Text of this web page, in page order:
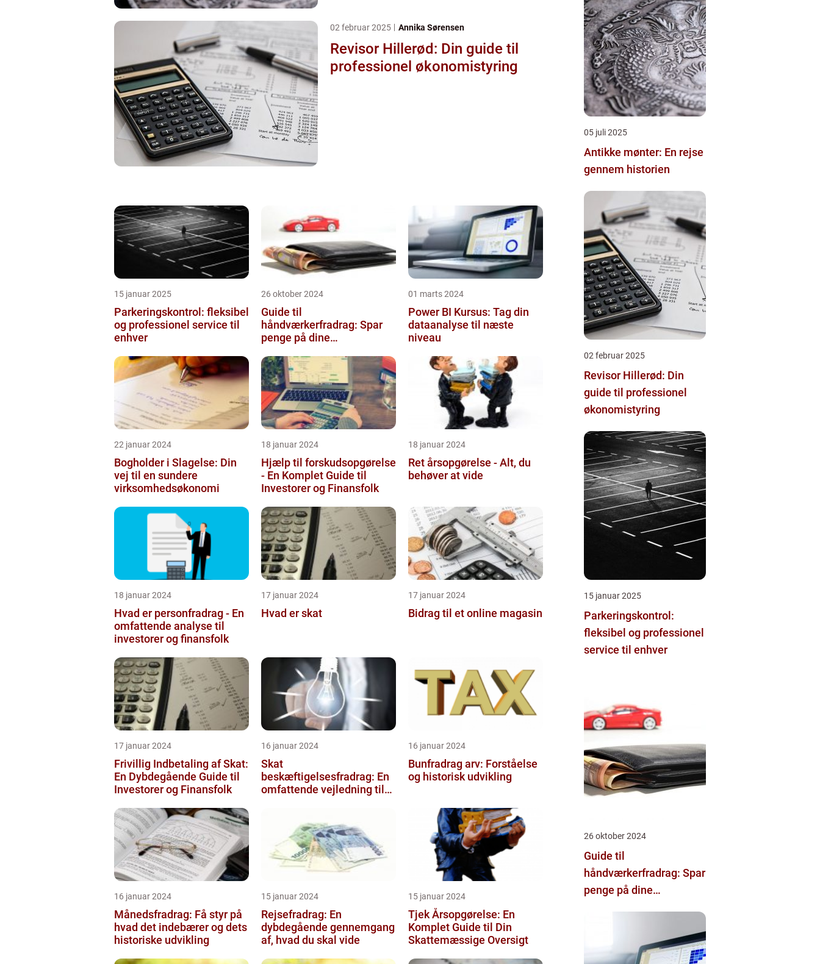
02 februar 2025 Annika Sørensen
Revisor Hillerød: Din guide til
professionel økonomistyring
15 januar 2025
Parkeringskontrol: fleksibel
og professionel service til
enhver
26 oktober 2024
Guide til
håndværkerfradrag: Spar
penge på dine
01 marts 2024
Power BI Kursus: Tag din
dataanalyse til næste
niveau
22 januar 2024
Bogholder i Slagelse: Din
vej til en sundere
virksomhedsøkonomi
18 januar 2024
Hjælp til forskudsopgørelse
- En Komplet Guide til
Investorer og Finansfolk
18 januar 2024
Ret årsopgørelse - Alt, du
behøver at vide
18 januar 2024
Hvad er personfradrag - En
omfattende analyse til
investorer og finansfolk
17 januar 2024
Hvad er skat
17 januar 2024
Bidrag til et online magasin
17 januar 2024
Frivillig Indbetaling af Skat:
En Dybdegående Guide til
Investorer og Finansfolk
16 januar 2024
Skat
beskæftigelsesfradrag: En
omfattende vejledning til
16 januar 2024
Bunfradrag arv: Forståelse
og historisk udvikling
16 januar 2024
Månedsfradrag: Få styr på
hvad det indebærer og dets
historiske udvikling
15 januar 2024
Rejsefradrag: En
dybdegående gennemgang
af, hvad du skal vide
15 januar 2024
Tjek Årsopgørelse: En
Komplet Guide til Din
Skattemæssige Oversigt
05 juli 2025
Antikke mønter: En rejse
gennem historien
02 februar 2025
Revisor Hillerød: Din
guide til professionel
økonomistyring
15 januar 2025
Parkeringskontrol:
fleksibel og professionel
service til enhver
26 oktober 2024
Guide til
håndværkerfradrag: Spar
penge på dine